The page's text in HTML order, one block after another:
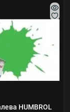
HUMBROL